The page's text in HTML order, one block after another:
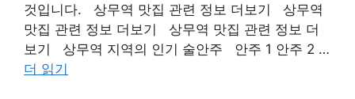
것입니다. 상무역 맛집 관련 정보 더보기 상무역
맛집 관련 정보 더보기 상무역 맛집 관련 정보 더
보기 상무역 지역의 인기 술안주 안주 1 안주 2 …
더 읽기